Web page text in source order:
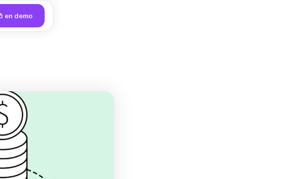
en demo